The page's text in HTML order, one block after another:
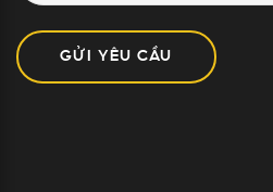
GỬI YÊU CẦU